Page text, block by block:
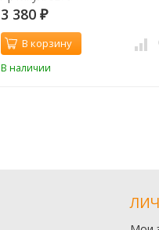
3 380 ₽
В корзину
В наличии